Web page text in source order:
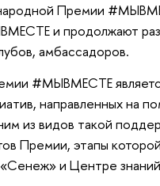
Премии
и продолжают
амбассадоров.
#МЫВМЕСТЕ
направленных на
из видов такой
Премии, этапы
и Центре